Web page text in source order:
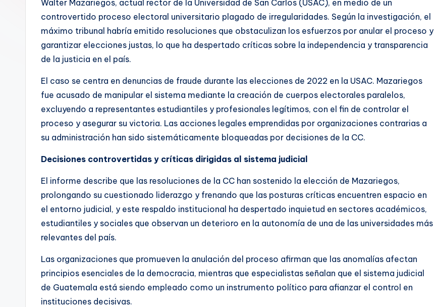
Walter Mazariegos, actual rector de la Universidad de San Carlos (USAC), en medio de un
controvertido proceso electoral universitario plagado de irregularidades. Según la investigación, el
máximo tribunal habría emitido resoluciones que obstaculizan los esfuerzos por anular el proceso y
garantizar elecciones justas, lo que ha despertado críticas sobre la independencia y transparencia
de la justicia en el país.
El caso se centra en denuncias de fraude durante las elecciones de 2022 en la USAC. Mazariegos
fue acusado de manipular el sistema mediante la creación de cuerpos electorales paralelos,
excluyendo a representantes estudiantiles y profesionales legítimos, con el fin de controlar el
proceso y asegurar su victoria. Las acciones legales emprendidas por organizaciones contrarias a
su administración han sido sistemáticamente bloqueadas por decisiones de la CC.
Decisiones controvertidas y críticas dirigidas al sistema judicial
El informe describe que las resoluciones de la CC han sostenido la elección de Mazariegos,
prolongando su cuestionado liderazgo y frenando que las posturas críticas encuentren espacio en
el entorno judicial, y este respaldo institucional ha despertado inquietud en sectores académicos,
estudiantiles y sociales que observan un deterioro en la autonomía de una de las universidades más
relevantes del país.
Las organizaciones que promueven la anulación del proceso afirman que las anomalías afectan
principios esenciales de la democracia, mientras que especialistas señalan que el sistema judicial
de Guatemala está siendo empleado como un instrumento político para afianzar el control en
instituciones decisivas.